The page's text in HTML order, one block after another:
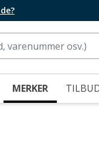
MERKER